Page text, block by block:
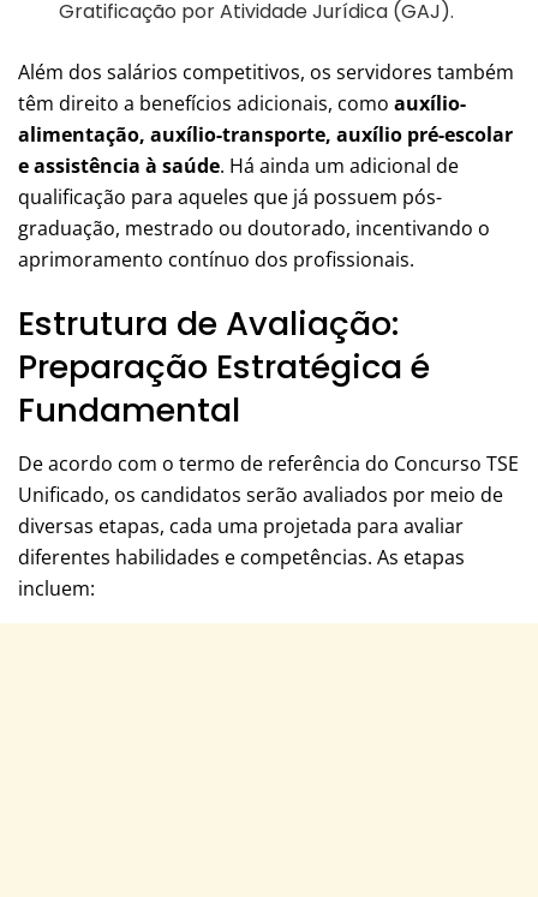
Gratificação por Atividade Jurídica (GAJ).
Além dos salários competitivos, os servidores também
têm direito a benefícios adicionais, como auxílio-
alimentação, auxílio-transporte, auxílio pré-escolar
e assistência à saúde. Há ainda um adicional de
qualificação para aqueles que já possuem pós-
graduação, mestrado ou doutorado, incentivando o
aprimoramento contínuo dos profissionais.
Estrutura de Avaliação:
Preparação Estratégica é
Fundamental
De acordo com o termo de referência do Concurso TSE
Unificado, os candidatos serão avaliados por meio de
diversas etapas, cada uma projetada para avaliar
diferentes habilidades e competências. As etapas
incluem: